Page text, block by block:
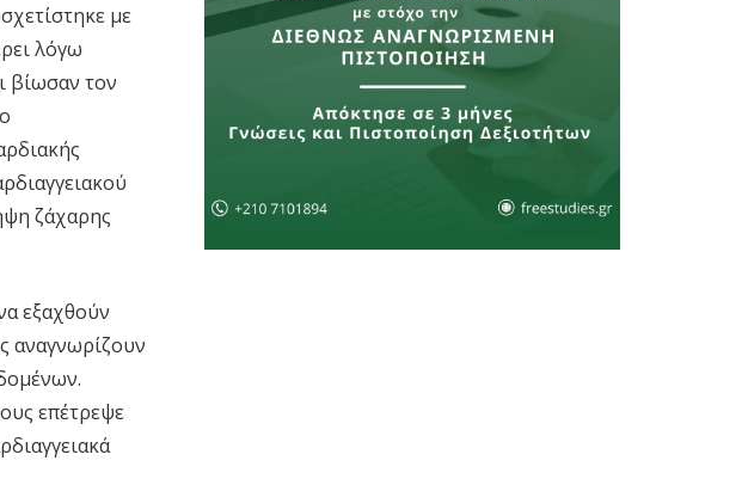
με
λόγω
βίωσαν τον
ζάχαρης
εξαχθούν
αναγνωρίζουν
επέτρεψε